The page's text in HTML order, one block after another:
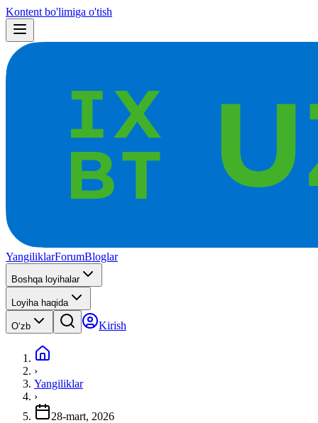
Kontent bo'limiga o'tish
YangiliklarForumBloglar
Boshqa loyihalar
Loyiha haqida
Oʻzb Kirish
›
Yangiliklar
›
28-mart, 2026